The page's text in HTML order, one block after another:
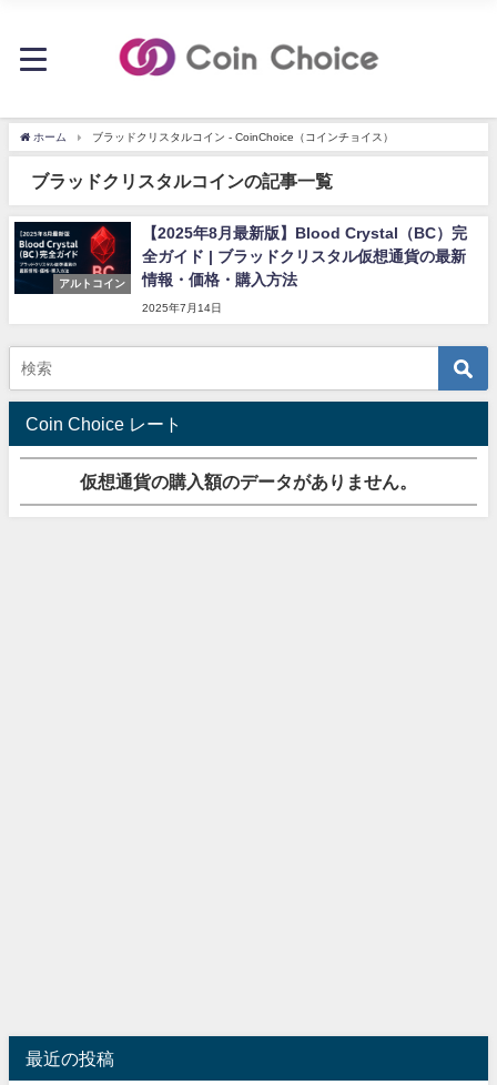
ホーム ブラッドクリスタルコイン - CoinChoice（コインチョイス）
ブラッドクリスタルコインの記事一覧
アルトコイン
【2025年8月最新版】Blood Crystal（BC）完
全ガイド | ブラッドクリスタル仮想通貨の最新
情報・価格・購入方法
2025年7月14日
Coin Choice レート
仮想通貨の購入額のデータがありません。
最近の投稿